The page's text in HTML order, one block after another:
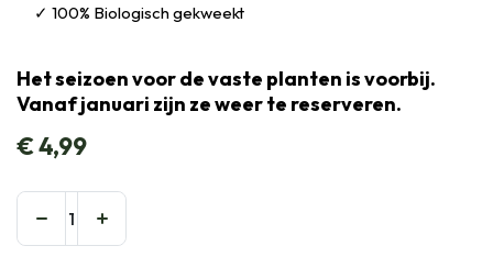
100% Biologisch gekweekt
Het seizoen voor de vaste planten is voorbij.
Vanaf januari zijn ze weer te reserveren.
€4,99